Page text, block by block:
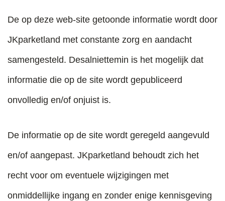
De op deze web-site getoonde informatie wordt door
JKparketland met constante zorg en aandacht
samengesteld. Desalniettemin is het mogelijk dat
informatie die op de site wordt gepubliceerd
onvolledig en/of onjuist is.
De informatie op de site wordt geregeld aangevuld
en/of aangepast. JKparketland behoudt zich het
recht voor om eventuele wijzigingen met
onmiddellijke ingang en zonder enige kennisgeving